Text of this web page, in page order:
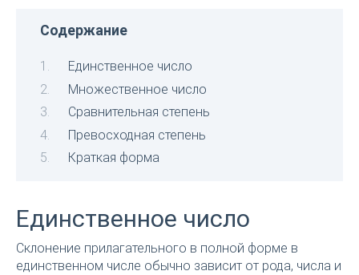
Содержание
Единственное число
Множественное число
Сравнительная степень
Превосходная степень
Краткая форма
Единственное число
Склонение прилагательного в полной форме в
единственном числе обычно зависит от рода, числа и